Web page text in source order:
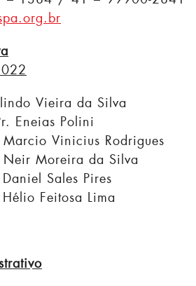
Vieira da Silva
Eneias Polini
Marcio Vinicius Rodrigues
Neir Moreira da Silva
Sales Pires
Feitosa Lima